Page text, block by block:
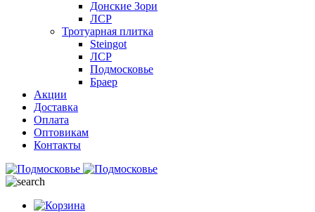
Донские Зори
ЛСР
Тротуарная плитка
Steingot
ЛСР
Подмосковье
Браер
Акции
Доставка
Оплата
Оптовикам
Контакты